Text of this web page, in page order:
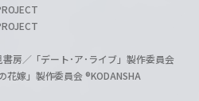
房／「デート･ア･ライブ」製作委員会
嫁」製作委員会 ®KODANSHA